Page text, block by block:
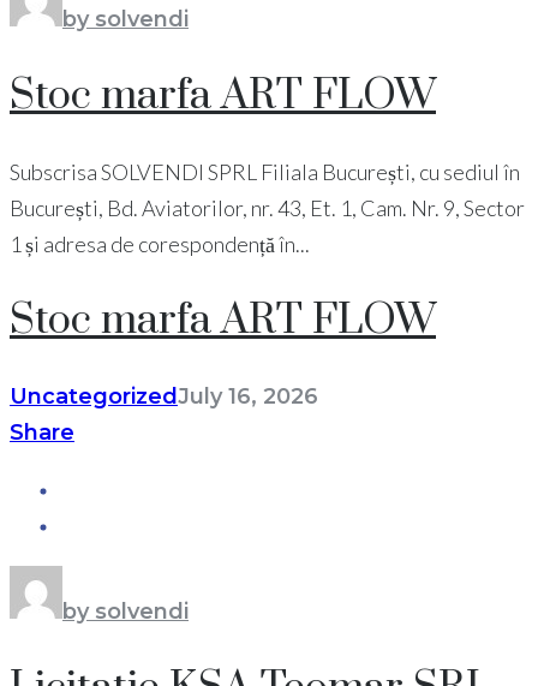
by solvendi
Stoc marfa ART FLOW
Subscrisa SOLVENDI SPRL Filiala București, cu sediul în
București, Bd. Aviatorilor, nr. 43, Et. 1, Cam. Nr. 9, Sector
1 și adresa de corespondență în...
Stoc marfa ART FLOW
UncategorizedJuly 16, 2026
Share
by solvendi